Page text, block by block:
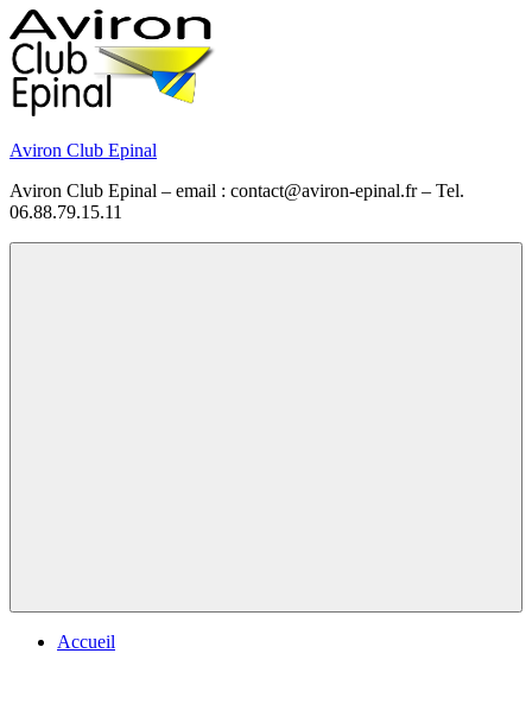
Skip
to
content
Aviron Club Epinal
Aviron Club Epinal – email : contact@aviron-epinal.fr – Tel.
06.88.79.15.11
Accueil